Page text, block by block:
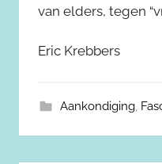
van elders, tegen
Eric Krebbers
Aankondiging,